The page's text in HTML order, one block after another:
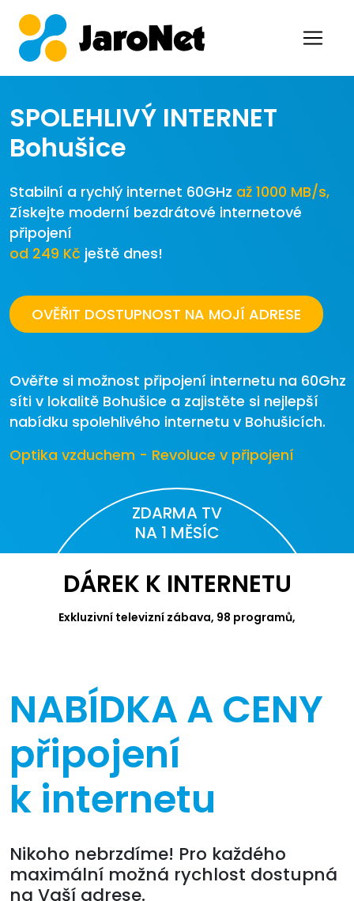
SPOLEHLIVÝ INTERNET
Bohušice
Stabilní a rychlý internet 60GHz až 1000 MB/s,
Získejte moderní bezdrátové internetové
připojení
od 249 Kč ještě dnes!
OVĚŘIT DOSTUPNOST NA MOJÍ ADRESE
Ověřte si možnost připojení internetu na 60Ghz
síti v lokalitě Bohušice a zajistěte si nejlepší
nabídku spolehlivého internetu v Bohušicích.
Optika vzduchem - Revoluce v připojení
ZDARMA TV
NA 1 MĚSÍC
DÁREK K INTERNETU
Exkluzivní televizní zábava, 98 programů,
NABÍDKA A CENY
připojení
k internetu
Nikoho nebrzdíme! Pro každého
maximální možná rychlost dostupná
na Vaší adrese.